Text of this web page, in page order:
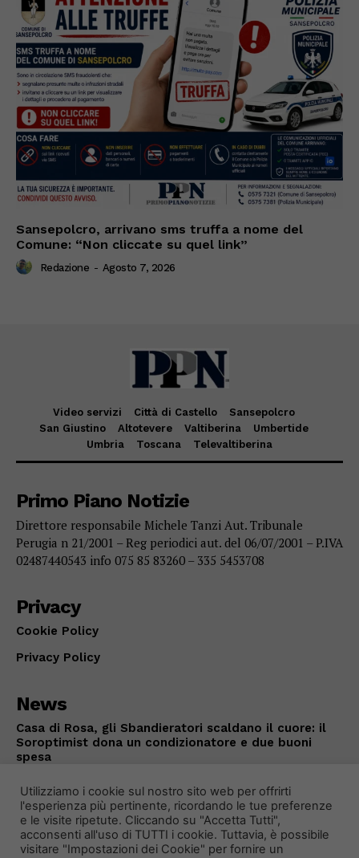
Sansepolcro, arrivano sms truffa a nome del
Comune: “Non cliccate su quel link”
Redazione - Agosto 7, 2026
Video servizi Città di Castello
Sansepolcro
San Giustino
Altotevere Valtiberina
Umbertide
Umbria
Toscana Televaltiberina
Primo Piano Notizie
Direttore responsabile Michele Tanzi Aut. Tribunale
Perugia n 21/2001 – Reg periodici aut. del 06/07/2001 – P.IVA
02487440543 info 075 85 83260 – 335 5453708
Privacy
Cookie Policy
Privacy Policy
News
Casa di Rosa, gli Sbandieratori scaldano il cuore: il
Soroptimist dona un condizionatore e due buoni
spesa
Utilizziamo i cookie sul nostro sito web per offrirti
l'esperienza più pertinente, ricordando le tue preferenze
e le visite ripetute. Cliccando su "Accetta Tutti",
acconsenti all'uso di TUTTI i cookie. Tuttavia, è possibile
visitare "Impostazioni dei Cookie" per fornire un